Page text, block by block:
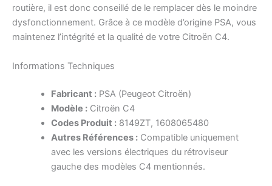
routière, il est donc conseillé de le remplacer dès le moindre
dysfonctionnement. Grâce à ce modèle d’origine PSA, vous
maintenez l’intégrité et la qualité de votre Citroën C4.
Informations Techniques
Fabricant :PSA (Peugeot Citroën)
Modèle :Citroën C4
Codes Produit :8149ZT, 1608065480
Autres Références :Compatible uniquement
avec les versions électriques du rétroviseur
gauche des modèles C4 mentionnés.